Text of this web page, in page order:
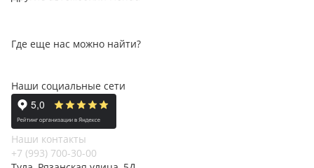
Где еще нас можно найти?
Наши социальные сети
Наши контакты
+7 (993) 700-30-00